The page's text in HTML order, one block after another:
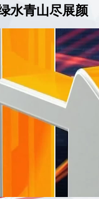
水青山尽展颜